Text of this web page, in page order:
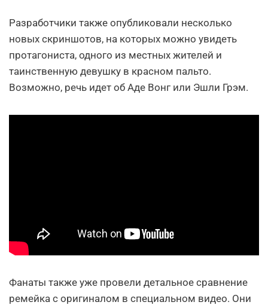
Разработчики также опубликовали несколько
новых скриншотов, на которых можно увидеть
протагониста, одного из местных жителей и
таинственную девушку в красном пальто.
Возможно, речь идет об Аде Вонг или Эшли Грэм.
Фанаты также уже провели детальное сравнение
ремейка с оригиналом в специальном видео. Они